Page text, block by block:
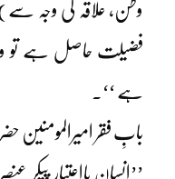
وطن، علاقہ کی وجہ
فضیلت حاصل ہے تو
ہے ‘‘۔
بابِ فقر امیرالمومنین
’’انسان بااعتبار